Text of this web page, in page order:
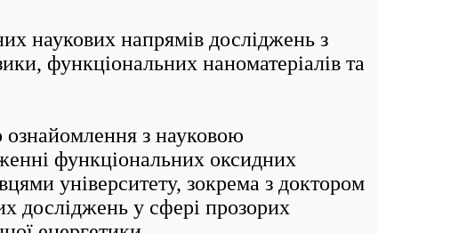
наукових напрямів досліджень з
функціональних наноматеріалів та
з науковою
функціональних оксидних
університету, зокрема з доктором
досліджень у сфері прозорих